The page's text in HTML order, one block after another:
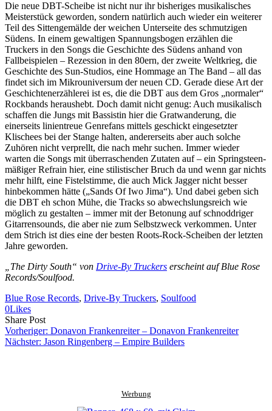
Facebook
to
clipboard
via
eMail
Die neue DBT-Scheibe ist nicht nur ihr bisheriges musikalisches
Meisterstück geworden, sondern natürlich auch wieder ein weiterer
Teil des Sittengemälde der weichen Unterseite des schmutzigen
Südens. In einem gewaltigen Spannungsbogen erzählen die
Truckers in den Songs die Geschichte des Südens anhand von
Fallbeispielen – Rezession in den 80ern, der zweite Weltkrieg, die
Geschichte des Sun-Studios, eine Hommage an The Band – all das
findet sich im Mikrouniversum der neuen CD. Gerade diese Art der
Geschichtenerzählerei ist es, die die DBT aus dem Gros „normaler“
Rockbands heraushebt. Doch damit nicht genug: Auch musikalisch
schaffen die Jungs mit Bassistin hier die Gratwanderung, die
einerseits linientreue Genrefans mittels geschickt eingesetzter
Klischees bei der Stange halten, andererseits aber auch solche
Zuhören nicht verprellt, die nach mehr suchen. Immer wieder
warten die Songs mit überraschenden Zutaten auf – ein Springsteen-
mäßiger Refrain hier, eine stilistischer Bruch da und wenn gar nichts
mehr hilft, eine Fistelstimme, die auch Mick Jagger nicht besser
hinbekommen hätte („Sands Of Iwo Jima“). Und dabei geben sich
die DBT eh schon Mühe, die Tracks so abwechslungsreich wie
möglich zu gestalten – immer mit der Betonung auf schnoddriger
Gitarrensounds, die aber nie zum Selbstzweck verkommen. Unter
dem Strich ist dies eine der besten Roots-Rock-Scheiben der letzten
Jahre geworden.
„The Dirty South“ von Drive-By Truckers erscheint auf Blue Rose
Records/Soulfood.
Blue Rose Records, Drive-By Truckers, Soulfood
0Likes
Share PostShare
on
Facebook
Copy
URL
to
Send
Link
via
Vorheriger: Donavon Frankenreiter – Donavon Frankenreiter
Nächster: Jason Ringenberg – Empire Builders
Werbung